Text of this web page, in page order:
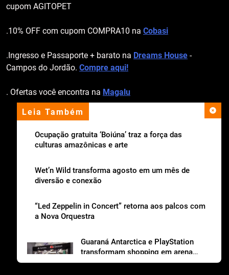
Leia Também
Ocupação gratuita ‘Boiúna’ traz a força das
culturas amazônicas e arte
Wet’n Wild transforma agosto em um mês de
diversão e conexão
“Led Zeppelin in Concert” retorna aos palcos com
a Nova Orquestra
Guaraná Antarctica e PlayStation
transformam shopping em arena
gamer gratuita
cupom AGITOPET
.10% OFF com cupom COMPRA10 na Cobasi
.Ingresso e Passaporte + barato na Dreams House -
Campos do Jordão. Compre aqui!
. Ofertas você encontra na Magalu
apoio institucional